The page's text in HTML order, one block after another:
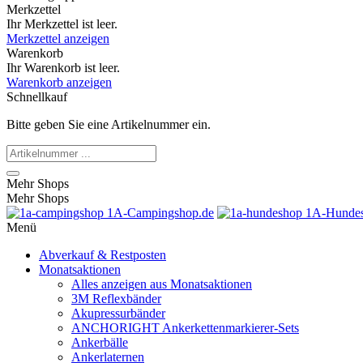
Merkzettel
Ihr Merkzettel ist leer.
Merkzettel anzeigen
Warenkorb
Ihr Warenkorb ist leer.
Warenkorb anzeigen
Schnellkauf
Bitte geben Sie eine Artikelnummer ein.
Mehr Shops
Mehr Shops
1A-Campingshop.de
1A-
Menü
Abverkauf & Restposten
Monatsaktionen
Alles anzeigen aus Monatsaktionen
3M Reflexbänder
Akupressurbänder
ANCHORIGHT Ankerkettenmarkierer-Sets
Ankerbälle
Ankerlaternen